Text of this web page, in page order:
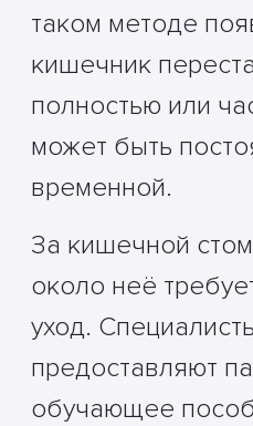
таком методе
кишечник
полностью или
может быть
временной.
За кишечной
около неё
уход.
предоставляют
обучающее